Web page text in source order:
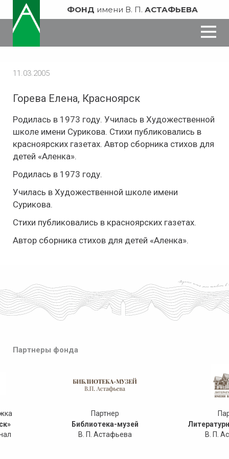
ФОНД имени В. П. АСТАФЬЕВА
11.03.2005
Горева​ Елена, Красноярск
Родилась в 1973 году. Училась в Художественной
школе имени Сурикова. Стихи публиковались в
красноярских газетах. Автор сборника стихов для
детей «Аленка».
Родилась в 1973 году.
Училась в Художественной школе имени
Сурикова.
Стихи публиковались в красноярских газетах.
Автор сборника стихов для детей «Аленка».
Партнеры фонда
Партнер
Библиотека-музей
В. П. Астафьева
В. П.